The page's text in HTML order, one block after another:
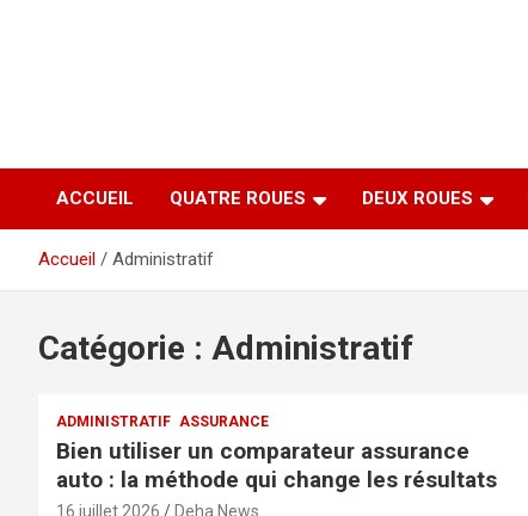
ACCUEIL QUATRE ROUES DEUX ROUES
Accueil Administratif
Catégorie : Administratif
ADMINISTRATIF ASSURANCE
Bien utiliser un comparateur assurance
auto : la méthode qui change les résultats
16 juillet 2026 Deha News